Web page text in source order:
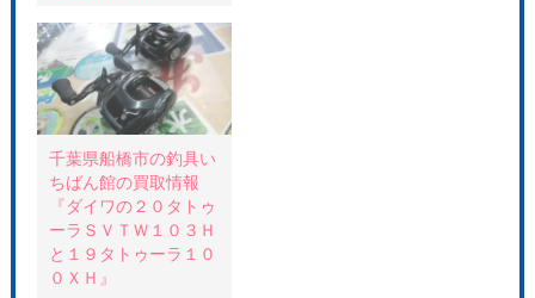
で
開
き
ま
す
)
千葉県船橋市の釣具い
ちばん館の買取情報
『ダイワの２０タトゥ
ーラＳＶＴＷ１０３Ｈ
と１９タトゥーラ１０
０ＸＨ』